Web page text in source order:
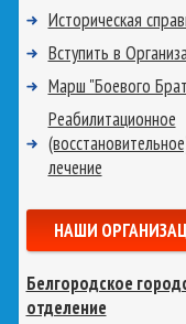
Историческая
Вступить в
Марш "Боевого
Реабилитационное
лечение
НАШИ
Белгородское
отделение